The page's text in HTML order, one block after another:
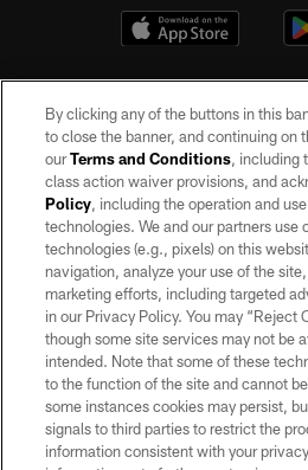
©2026 by the Las Vegas Raiders. All rights
may be reproduced without the express
Raiders.
PRIVACY
TERMS OF
AD CHOICES
YOUR PRIVACY
By clicking any of the buttons in this
to close the banner, and continuing on
ourTerms and Conditions, including
class action waiver provisions, and
Policy, including the operation and
technologies. We and our partners use
technologies (e.g., pixels) on this
navigation, analyze your use of the
marketing efforts, including targeted
in our Privacy Policy. You may “Reject
though some site services may not be
intended. Note that some of these
to the function of the site and cannot
some instances cookies may persist,
signals to third parties to restrict the
information consistent with your